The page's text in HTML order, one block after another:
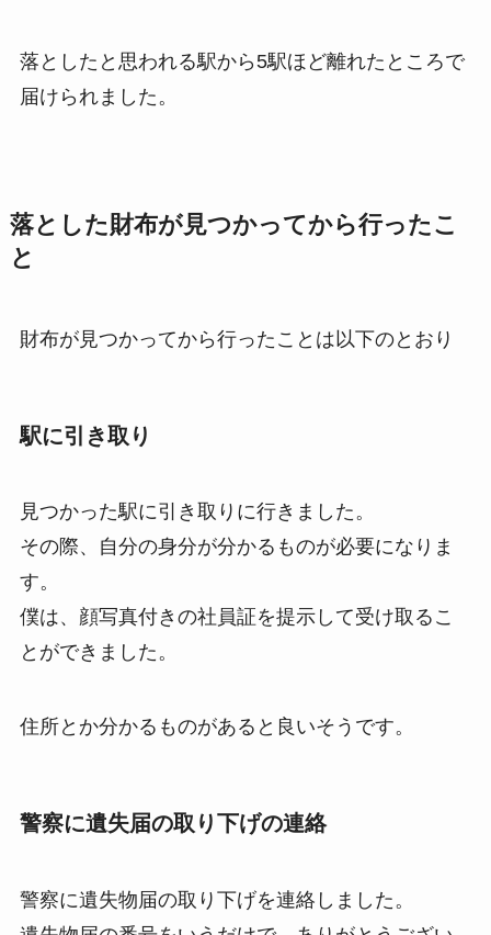
落としたと思われる駅から5駅ほど離れたところで
届けられました。
落とした財布が見つかってから行ったこ
と
財布が見つかってから行ったことは以下のとおり
駅に引き取り
見つかった駅に引き取りに行きました。
その際、自分の身分が分かるものが必要になりま
す。
僕は、顔写真付きの社員証を提示して受け取るこ
とができました。
住所とか分かるものがあると良いそうです。
警察に遺失届の取り下げの連絡
警察に遺失物届の取り下げを連絡しました。